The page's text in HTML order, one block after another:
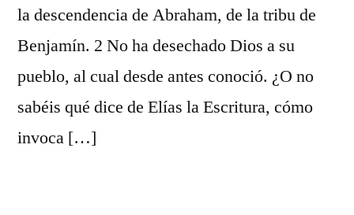
la descendencia de Abraham, de la tribu de
Benjamín. 2 No ha desechado Dios a su
pueblo, al cual desde antes conoció. ¿O no
sabéis qué dice de Elías la Escritura, cómo
invoca […]